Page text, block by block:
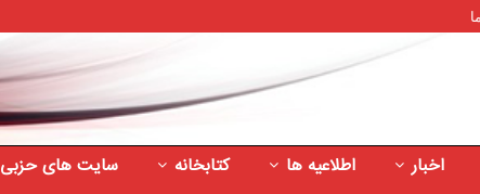
اخبار اطلاعیه ها کتابخانه سایت های حزبی